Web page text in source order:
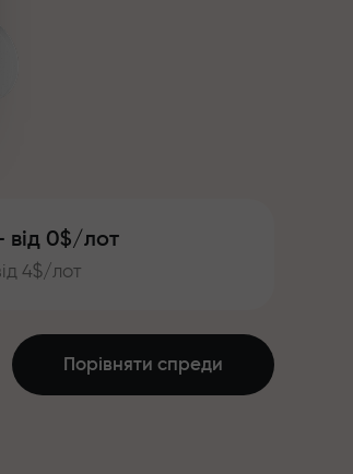
0$/лот
4$/лот
Порівняти спреди